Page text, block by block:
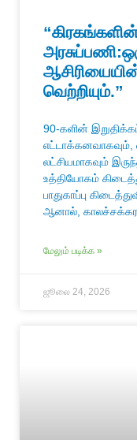
வெற்றியும்.”
90-களின்
எட்டாக்கனவாகவும்,
லட்சியமாகவும்
உத்தியோகம்
பாதுகாப்பு
ஆனால்,
மேலும் படிக்க »
ஜூலை 24, 2026